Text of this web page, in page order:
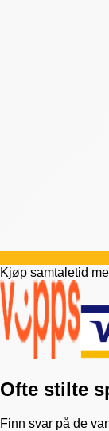
Kjøp samtaletid
Ofte stilte
Finn svar på de